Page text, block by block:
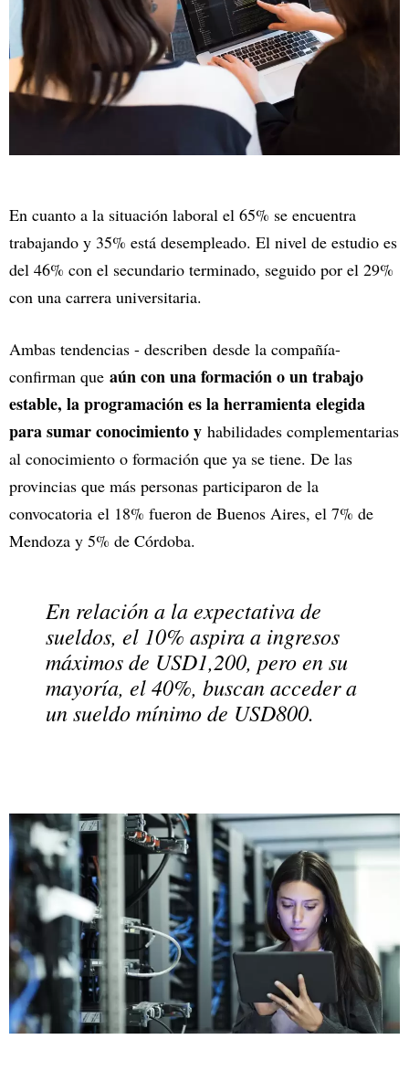
En cuanto a la situación laboral el 65% se encuentra
trabajando y 35% está desempleado. El nivel de estudio es
del 46% con el secundario terminado, seguido por el 29%
con una carrera universitaria.
Ambas tendencias - describen desde la compañía-
confirman que aún con una formación o un trabajo
estable, la programación es la herramienta elegida
para sumar conocimiento y habilidades complementarias
al conocimiento o formación que ya se tiene. De las
provincias que más personas participaron de la
convocatoria el 18% fueron de Buenos Aires, el 7% de
Mendoza y 5% de Córdoba.
En relación a la expectativa de
sueldos, el 10% aspira a ingresos
máximos de USD1,200, pero en su
mayoría, el 40%, buscan acceder a
un sueldo mínimo de USD800.